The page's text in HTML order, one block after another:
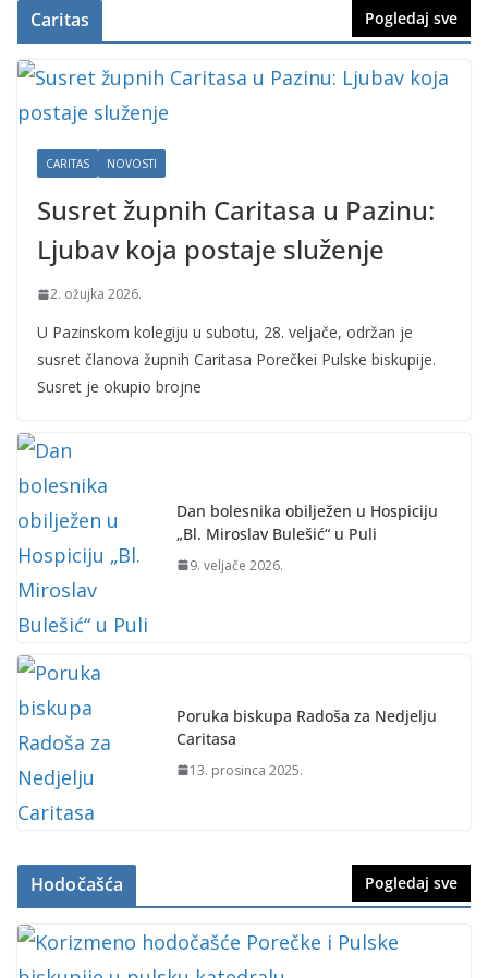
Caritas Pogledaj sve
CARITAS NOVOSTI
Susret župnih Caritasa u Pazinu:
Ljubav koja postaje služenje
2. ožujka 2026.
U Pazinskom kolegiju u subotu, 28. veljače, održan je
susret članova župnih Caritasa Porečkei Pulske biskupije.
Susret je okupio brojne
Dan bolesnika obilježen u Hospiciju
„Bl. Miroslav Bulešić“ u Puli
9. veljače 2026.
Poruka biskupa Radoša za Nedjelju
Caritasa
13. prosinca 2025.
Hodočašća Pogledaj sve